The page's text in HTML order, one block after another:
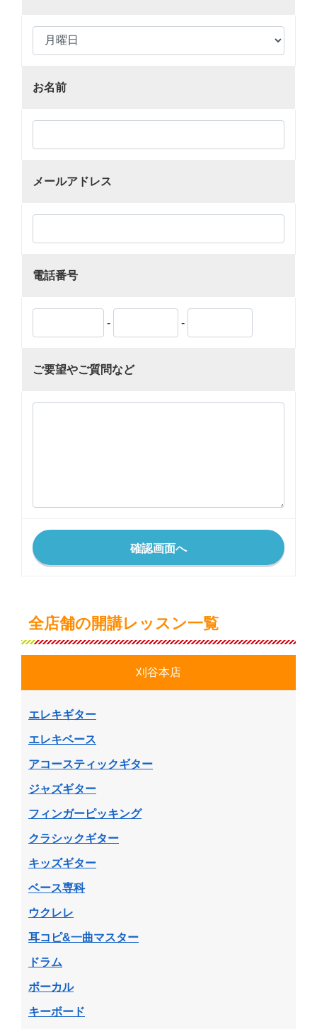
お名前
メールアドレス
電話番号
- -
ご要望やご質問など
全店舗の開講レッスン一覧
刈谷本店
エレキギター
エレキベース
アコースティックギター
ジャズギター
フィンガーピッキング
クラシックギター
キッズギター
ベース専科
ウクレレ
耳コピ&一曲マスター
ドラム
ボーカル
キーボード